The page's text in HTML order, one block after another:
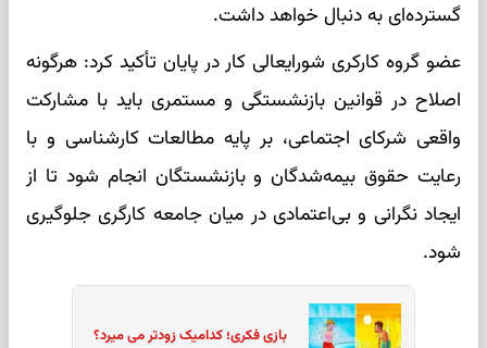
گسترده‌ای به دنبال خواهد داشت.
عضو گروه کارکری شورایعالی کار در پایان تأکید کرد: هرگونه
اصلاح در قوانین بازنشستگی و مستمری باید با مشارکت
واقعی شرکای اجتماعی، بر پایه مطالعات کارشناسی و با
رعایت حقوق بیمه‌شدگان و بازنشستگان انجام شود تا از
ایجاد نگرانی و بی‌اعتمادی در میان جامعه کارگری جلوگیری
شود.
بازی فکری؛ کدامیک زودتر می میرد؟